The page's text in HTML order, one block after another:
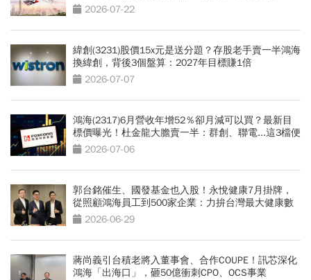
2026-07-22
緯創(3231)股價15x元是送分題？存股老手賣一半鴻海
換緯創，背後3個盤算：2027年目標賺1倍
2026-07-07
鴻海(2317)6月營收年增52％卻月減可以買？最新目
標價曝光！杜金龍大膽賣一半：群創、聯電...這3檔便
當股更有肉
2026-07-06
郭台銘催生、國發基金也入股！永悅健康7月掛牌，
從照顧鴻海員工到500家企業：力拚台灣最大健康數
據平台
2026-06-29
蔣尚義引台積老將入董事會、合作COUPE！訊芯深化
鴻海「出海口」，砸50億衝刺CPO、OCS事業